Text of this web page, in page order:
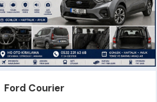
Ford Courier